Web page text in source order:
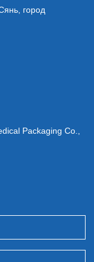
город
Packaging Co.,